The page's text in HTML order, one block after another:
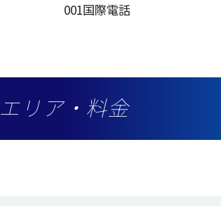
001国際電話
エリア・料金